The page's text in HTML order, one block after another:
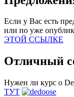
Если у Вас есть
или по уже
ЭТОЙ ССЫЛКЕ
Отличный
Нужен ли курс о
ТУТ